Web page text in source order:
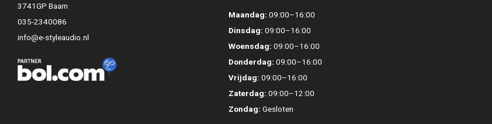
3741GP Baarn
035-2340086
info@e-styleaudio.nl
Maandag: 09:00–16:00
Dinsdag: 09:00–16:00
Woensdag: 09:00–16:00
Donderdag: 09:00–16:00
Vrijdag: 09:00–16:00
Zaterdag: 09:00–12:00
Zondag: Gesloten